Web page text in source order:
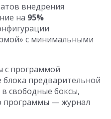
внедрения
на 95%
с минимальными
программой
предварительной
свободные боксы,
программы — журнал